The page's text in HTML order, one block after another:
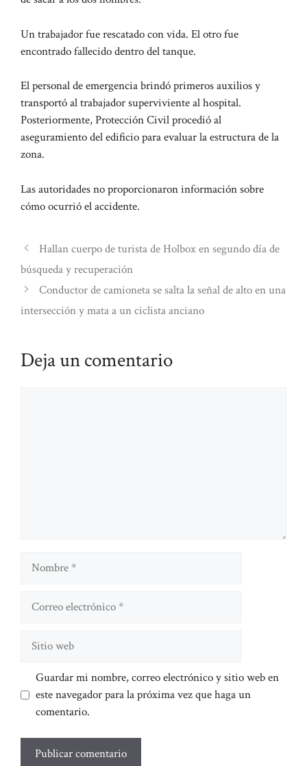
Un trabajador fue rescatado con vida. El otro fue
encontrado fallecido dentro del tanque.
El personal de emergencia brindó primeros auxilios y
transportó al trabajador superviviente al hospital.
Posteriormente, Protección Civil procedió al
aseguramiento del edificio para evaluar la estructura de la
zona.
Las autoridades no proporcionaron información sobre
cómo ocurrió el accidente.
Hallan cuerpo de turista de Holbox en segundo día de
búsqueda y recuperación
Conductor de camioneta se salta la señal de alto en una
intersección y mata a un ciclista anciano
Deja un comentario
Nombre
Guardar mi nombre, correo electrónico y sitio web en
este navegador para la próxima vez que haga un
comentario.